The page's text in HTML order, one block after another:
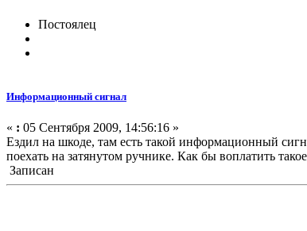
Постоялец
Информационный сигнал
« : 05 Сентября 2009, 14:56:16 »
Ездил на шкоде, там есть такой информационный
поехать на затянутом ручнике. Как бы воплатить
Записан